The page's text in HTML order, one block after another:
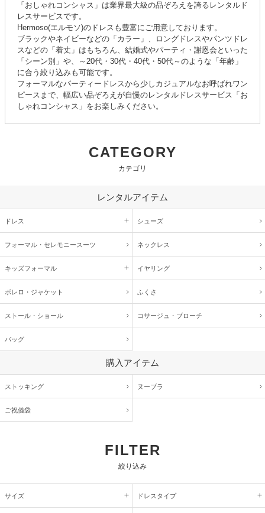
「おしゃれコンシャス」は業界最大級の品ぞろえを誇るレンタルド
レスサービスです。
Hermoso(エルモソ)のドレスも豊富にご用意しております。
ブラックやネイビーなどの「カラー」、ロングドレスやパンツドレ
スなどの「着丈」はもちろん、結婚式やパーティ・謝恩会といった
「シーン別」や、～20代・30代・40代・50代～のような「年齢」
に合う絞り込みも可能です。
フォーマルなパーティードレスから少しカジュアルなお呼ばれワン
ピースまで、幅広い品ぞろえが自慢のレンタルドレスサービス「お
しゃれコンシャス」をお楽しみください。
CATEGORY
カテゴリ
レンタルアイテム
ドレス シューズ
フォーマル・ セレモニースーツ ネックレス
キッズフォーマル イヤリング
ボレロ・ジャケット ふくさ
ストール・ショール コサージュ・ ブローチ
バッグ
購入アイテム
ストッキング ヌーブラ
ご祝儀袋
FILTER
絞り込み
サイズ ドレスタイプ